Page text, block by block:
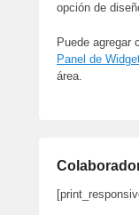
opción de
Puede agregar
Panel de
área.